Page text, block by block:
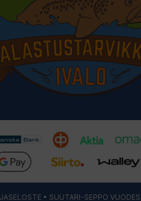
• SUUTARI-SEPPO